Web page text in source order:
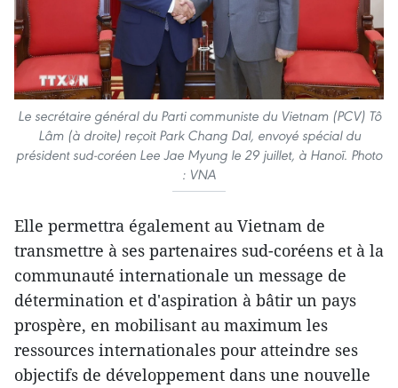
Le secrétaire général du Parti communiste du Vietnam (PCV) Tô
Lâm (à droite) reçoit Park Chang Dal, envoyé spécial du
président sud-coréen Lee Jae Myung le 29 juillet, à Hanoï. Photo
: VNA
Elle permettra également au Vietnam de
transmettre à ses partenaires sud-coréens et à la
communauté internationale un message de
détermination et d'aspiration à bâtir un pays
prospère, en mobilisant au maximum les
ressources internationales pour atteindre ses
objectifs de développement dans une nouvelle